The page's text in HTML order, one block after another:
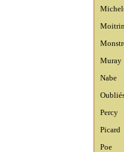
Muray
Nabe
Percy
Picard
Poe